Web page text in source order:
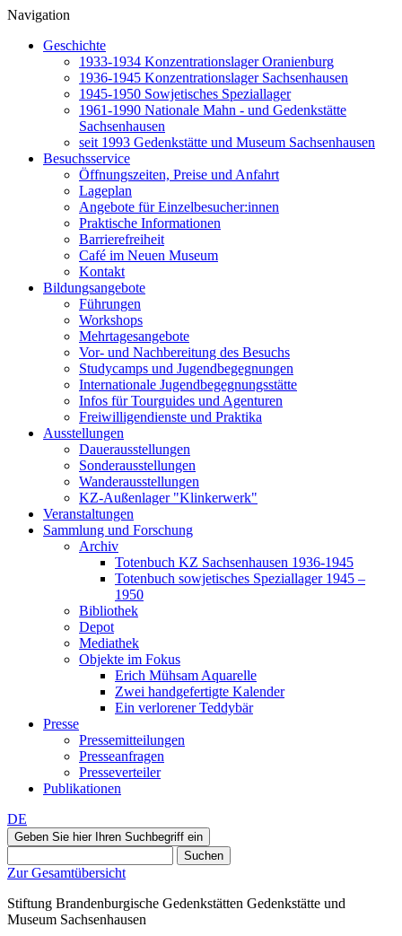
Navigation
Geschichte
1933-1934 Konzentrationslager Oranienburg
1936-1945 Konzentrationslager Sachsenhausen
1945-1950 Sowjetisches Speziallager
1961-1990 Nationale Mahn - und Gedenkstätte
Sachsenhausen
seit 1993 Gedenkstätte und Museum Sachsenhausen
Besuchsservice
Öffnungszeiten, Preise und Anfahrt
Lageplan
Angebote für Einzelbesucher:innen
Praktische Informationen
Barrierefreiheit
Café im Neuen Museum
Kontakt
Bildungsangebote
Führungen
Workshops
Mehrtagesangebote
Vor- und Nachbereitung des Besuchs
Studycamps und Jugendbegegnungen
Internationale Jugendbegegnungsstätte
Infos für Tourguides und Agenturen
Freiwilligendienste und Praktika
Ausstellungen
Dauerausstellungen
Sonderausstellungen
Wanderausstellungen
KZ-Außenlager "Klinkerwerk"
Veranstaltungen
Sammlung und Forschung
Archiv
Totenbuch KZ Sachsenhausen 1936-1945
Totenbuch sowjetisches Speziallager 1945 –
1950
Bibliothek
Depot
Mediathek
Objekte im Fokus
Erich Mühsam Aquarelle
Zwei handgefertigte Kalender
Ein verlorener Teddybär
Presse
Pressemitteilungen
Presseanfragen
Presseverteiler
Publikationen
DE
Geben Sie hier Ihren Suchbegriff ein
Suchen
Zur Gesamtübersicht
Stiftung Brandenburgische Gedenkstätten Gedenkstätte und
Museum Sachsenhausen